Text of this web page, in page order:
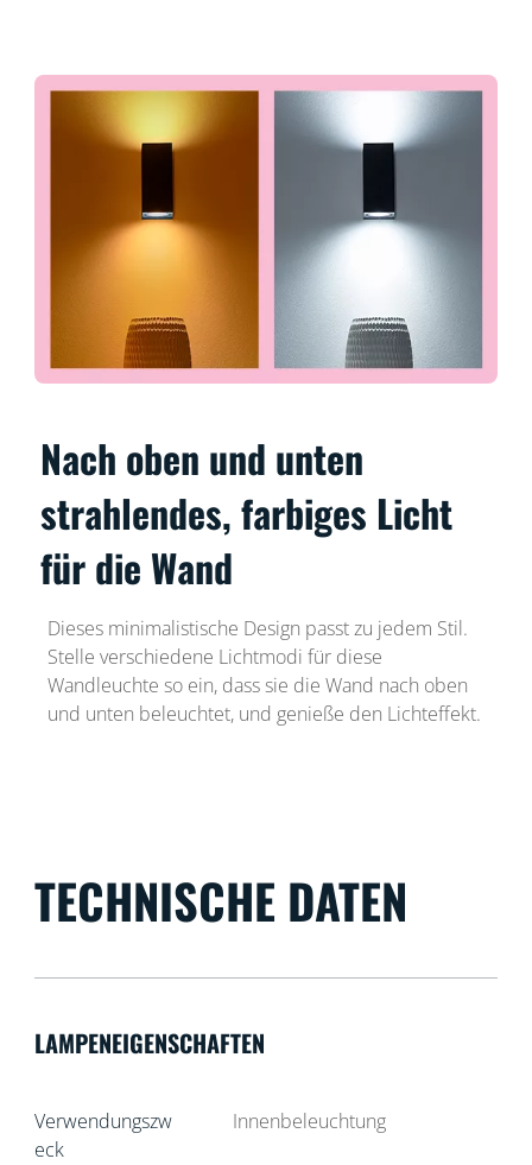
Nach oben und unten
strahlendes, farbiges Licht
für die Wand
Dieses minimalistische Design passt zu jedem Stil.
Stelle verschiedene Lichtmodi für diese
Wandleuchte so ein, dass sie die Wand nach oben
und unten beleuchtet, und genieße den Lichteffekt.
TECHNISCHE DATEN
LAMPENEIGENSCHAFTEN
Verwendungszw
eck
Innenbeleuchtung